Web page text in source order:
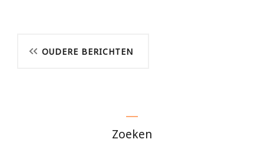
Berichtnavigatie
OUDERE BERICHTEN
Zoeken